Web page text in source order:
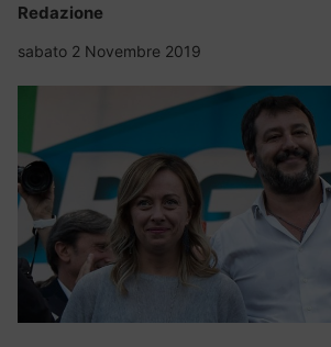
Redazione
sabato 2 Novembre 2019